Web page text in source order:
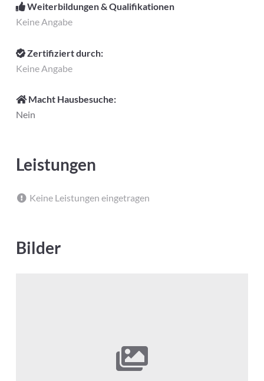
Weiterbildungen & Qualifikationen
Keine Angabe
Zertifiziert durch:
Keine Angabe
Macht Hausbesuche:
Nein
Leistungen
Keine Leistungen eingetragen
Bilder